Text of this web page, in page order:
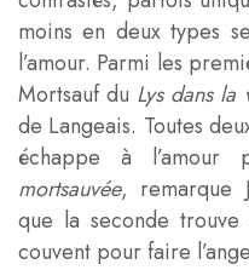
moins en deux types
l’amour. Parmi les
Mortsauf du Lys dans la
de Langeais. Toutes
échappe à
mortsauvée, remarque
que la seconde
couvent pour faire l’ange